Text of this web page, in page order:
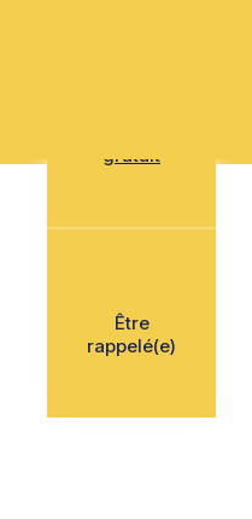
gratuit
Être
rappelé(e)